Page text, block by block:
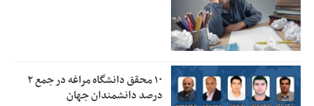
۱۰ محقق دانشگاه مراغه در جمع ۲
درصد دانشمندان جهان